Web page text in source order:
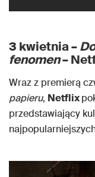
3 kwietnia –
fenomen–
Wraz z premierą
papieru, Netflix
przedstawiający